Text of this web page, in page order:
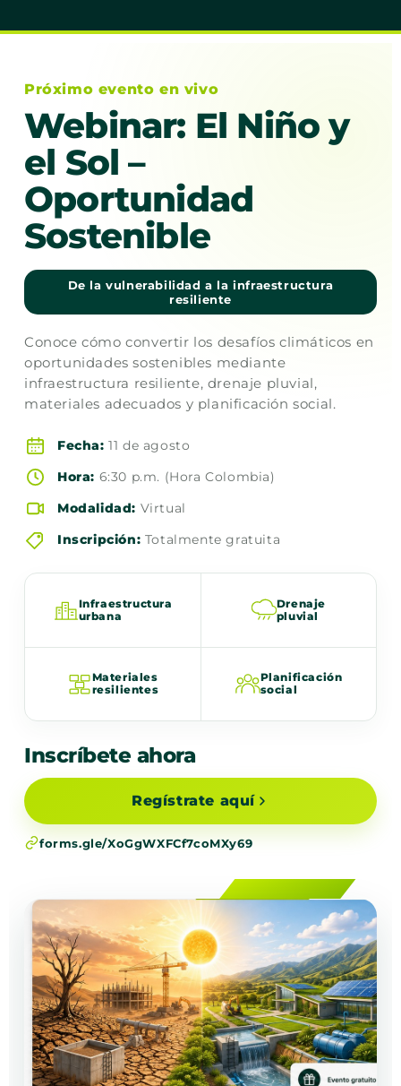
Próximo evento en vivo
Webinar: El Niño y
el Sol –
Oportunidad
Sostenible
De la vulnerabilidad a la infraestructura
resiliente
Conoce cómo convertir los desafíos climáticos en
oportunidades sostenibles mediante
infraestructura resiliente, drenaje pluvial,
materiales adecuados y planificación social.
Fecha: 11 de agosto
Hora: 6:30 p.m. (Hora Colombia)
Modalidad: Virtual
Inscripción: Totalmente gratuita
Infraestructura
urbana
Drenaje
pluvial
Materiales
resilientes
Planificación
social
Inscríbete ahora
Regístrate aquí
forms.gle/XoGgWXFCf7coMXy69